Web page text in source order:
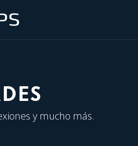
y mucho más.